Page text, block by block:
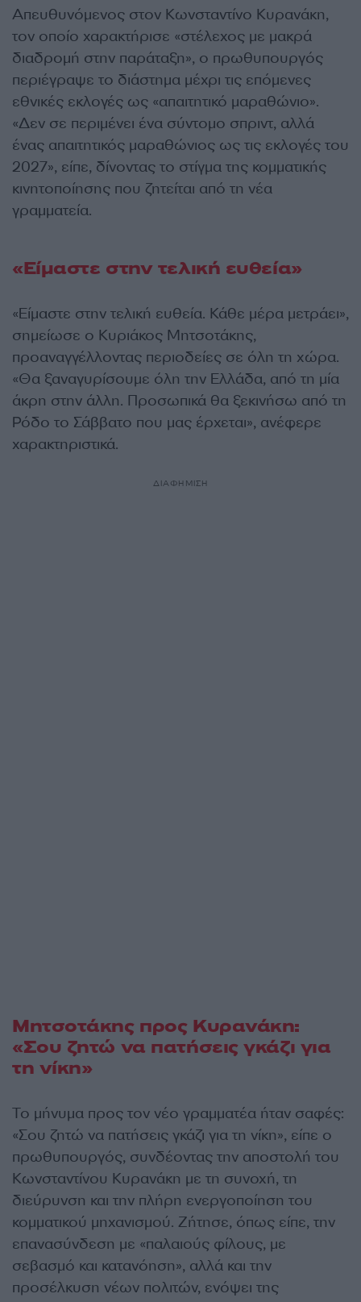
Απευθυνόμενος στον Κωνσταντίνο Κυρανάκη,
τον οποίο χαρακτήρισε «στέλεχος με μακρά
διαδρομή στην παράταξη», ο πρωθυπουργός
περιέγραψε το διάστημα μέχρι τις επόμενες
εθνικές εκλογές ως «απαιτητικό μαραθώνιο».
«Δεν σε περιμένει ένα σύντομο σπριντ, αλλά
ένας απαιτητικός μαραθώνιος ως τις εκλογές του
2027», είπε, δίνοντας το στίγμα της κομματικής
κινητοποίησης που ζητείται από τη νέα
γραμματεία.
«Είμαστε στην τελική ευθεία»
«Είμαστε στην τελική ευθεία. Κάθε μέρα μετράει»,
σημείωσε ο Κυριάκος Μητσοτάκης,
προαναγγέλλοντας περιοδείες σε όλη τη χώρα.
«Θα ξαναγυρίσουμε όλη την Ελλάδα, από τη μία
άκρη στην άλλη. Προσωπικά θα ξεκινήσω από τη
Ρόδο το Σάββατο που μας έρχεται», ανέφερε
χαρακτηριστικά.
ΔΙΑΦΗΜΙΣΗ
Μητσοτάκης προς Κυρανάκη:
«Σου ζητώ να πατήσεις γκάζι για
τη νίκη»
Το μήνυμα προς τον νέο γραμματέα ήταν σαφές:
«Σου ζητώ να πατήσεις γκάζι για τη νίκη», είπε ο
πρωθυπουργός, συνδέοντας την αποστολή του
Κωνσταντίνου Κυρανάκη με τη συνοχή, τη
διεύρυνση και την πλήρη ενεργοποίηση του
κομματικού μηχανισμού. Ζήτησε, όπως είπε, την
επανασύνδεση με «παλαιούς φίλους, με
σεβασμό και κατανόηση», αλλά και την
προσέλκυση νέων πολιτών, ενόψει της